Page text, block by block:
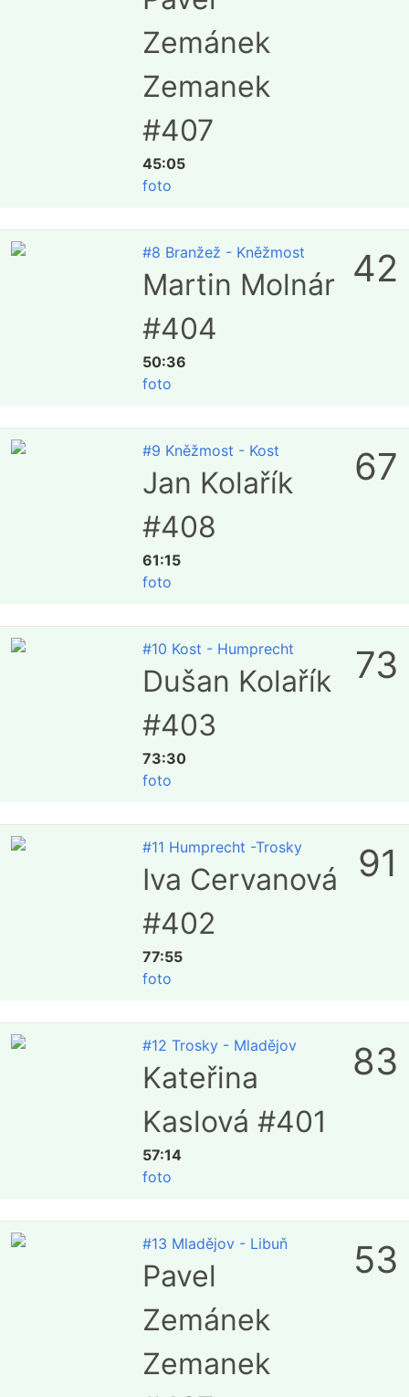
Zemánek
Zemanek
#407
45:05
foto
#8 Branžež - Kněžmost
Martin Molnár
#404
50:36
foto
42
#9 Kněžmost - Kost
Jan Kolařík
#408
61:15
foto
67
#10 Kost - Humprecht
Dušan Kolařík
#403
73:30
foto
73
#11 Humprecht -Trosky
Iva Cervanová
#402
77:55
foto
91
#12 Trosky - Mladějov
Kateřina
Kaslová #401
57:14
foto
83
#13 Mladějov - Libuň
Pavel
Zemánek
Zemanek
53